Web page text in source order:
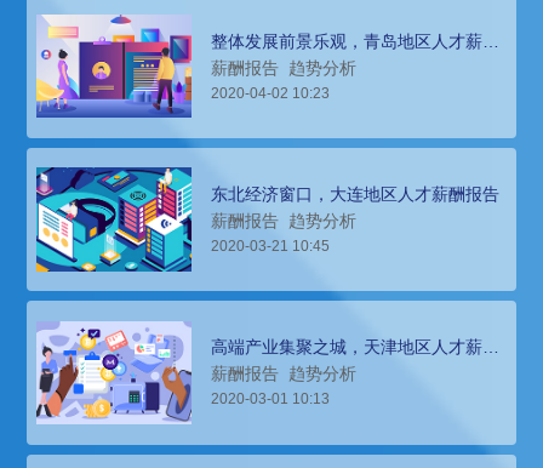
整体发展前景乐观，青岛地区人才薪酬
报告
薪酬报告 趋势分析
2020-04-02 10:23
东北经济窗口，大连地区人才薪酬报告
薪酬报告 趋势分析
2020-03-21 10:45
高端产业集聚之城，天津地区人才薪酬
报告分析
薪酬报告 趋势分析
2020-03-01 10:13